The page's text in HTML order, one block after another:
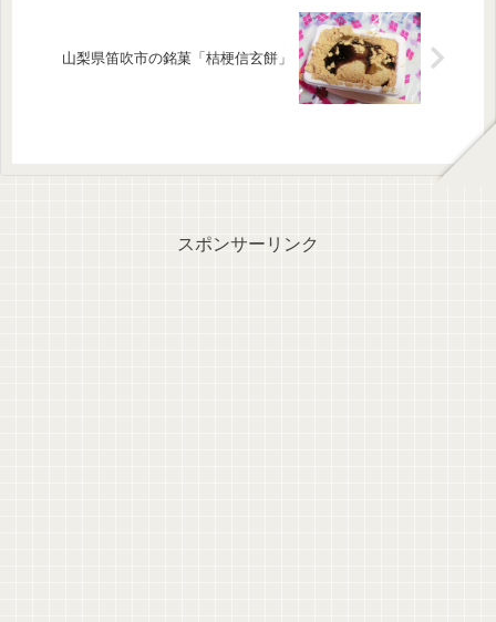
山梨県笛吹市の銘菓「桔梗信玄餅」
スポンサーリンク